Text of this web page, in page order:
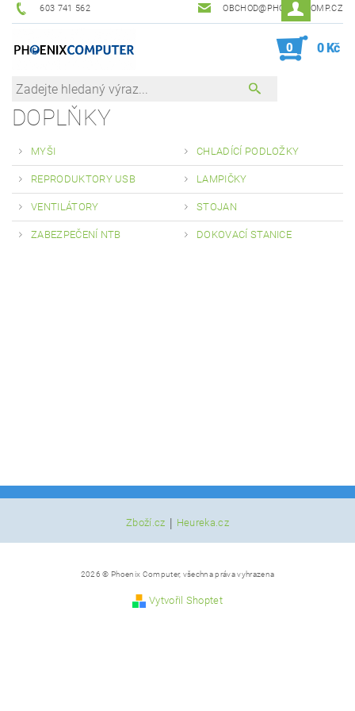
603 741 562 OBCHOD@PHOENIXCOMP.CZ
0 0 Kč
DOPLŇKY
MYŠI CHLADÍCÍ PODLOŽKY
REPRODUKTORY USB LAMPIČKY
VENTILÁTORY STOJAN
ZABEZPEČENÍ NTB DOKOVACÍ STANICE
Zboží.cz | Heureka.cz
2026 © Phoenix Computer, všechna práva vyhrazena
Vytvořil Shoptet